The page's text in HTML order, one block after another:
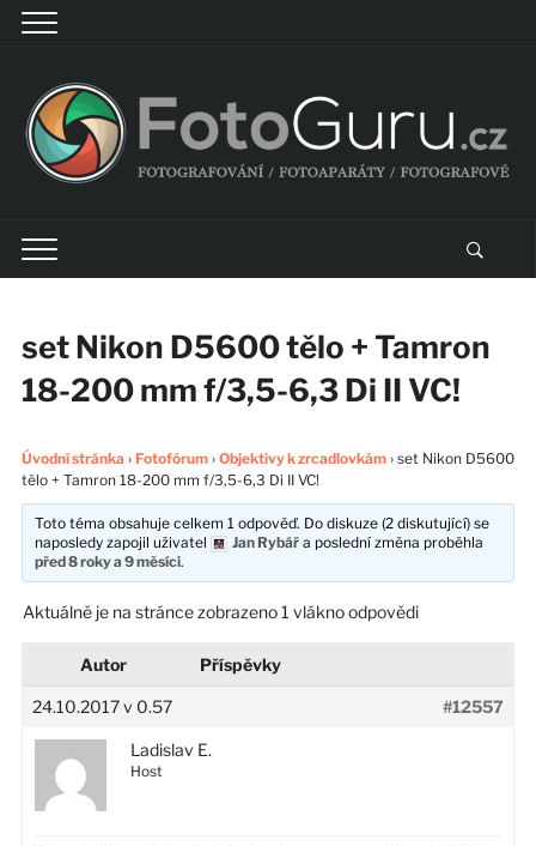
set Nikon D5600 tělo + Tamron
18-200 mm f/3,5-6,3 Di II VC!
Úvodní stránka › Fotofórum › Objektivy k zrcadlovkám › set Nikon D5600
tělo + Tamron 18-200 mm f/3,5-6,3 Di II VC!
Toto téma obsahuje celkem 1 odpověď. Do diskuze (2 diskutující) se
naposledy zapojil uživatel
Jan Rybář a poslední změna proběhla
před 8 roky a 9 měsíci.
Aktuálně je na stránce zobrazeno 1 vlákno odpovědi
Autor Příspěvky
24.10.2017 v 0.57 #12557
Ladislav E.
Host